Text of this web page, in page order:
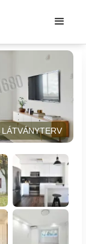
LÁTVÁNYTERV